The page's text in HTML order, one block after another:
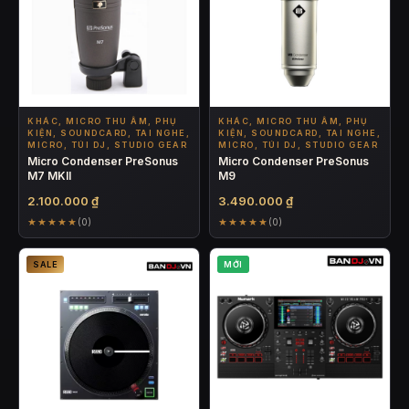
KHÁC, MICRO THU ÂM, PHỤ
KIỆN, SOUNDCARD, TAI NGHE,
MICRO, TÚI DJ, STUDIO GEAR
Micro Condenser PreSonus
M7 MKII
2.100.000 ₫
★★★★★ (0)
KHÁC, MICRO THU ÂM, PHỤ
KIỆN, SOUNDCARD, TAI NGHE,
MICRO, TÚI DJ, STUDIO GEAR
Micro Condenser PreSonus
M9
3.490.000 ₫
★★★★★ (0)
SALE MỚI